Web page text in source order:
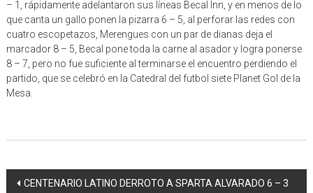
– 1, rápidamente adelantaron sus líneas Becal Inn, y en menos de lo
que canta un gallo ponen la pizarra 6 – 5, al perforar las redes con
cuatro escopetazos, Merengues con un par de dianas deja el
marcador 8 – 5, Becal pone toda la carne al asador y logra ponerse
8 – 7, pero no fue suficiente al terminarse el encuentro perdiendo el
partido, que se celebró en la Catedral del futbol siete Planet Gol de la
Mesa.
Navegación
CENTENARIO LATINO DERROTO A SPARTA ALVARADO 6 – 3